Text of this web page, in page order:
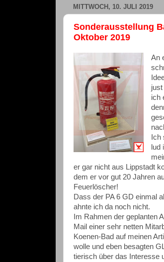
MITTWOCH, 10. JULI 2019
Sonderausstellung
Oktober 2019
An
ich
Ich
lud
er gar nicht aus Lippstadt
dem er vor gut 20 Jahren
Feuerlöscher!
Dass der PA 6 GD einmal
ahnte ich da noch nicht.
Im Rahmen der geplanten
Mail einer sehr netten
Koenen-Bad auf meinen
wolle und eben besagten
tierisch über das Interesse